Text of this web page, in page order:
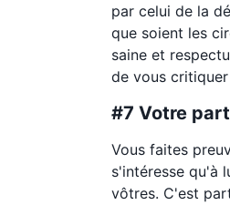
par celui de la
que soient les
saine et
de vous
#7 Votre
Vous faites
s'intéresse qu'à
vôtres. C'est